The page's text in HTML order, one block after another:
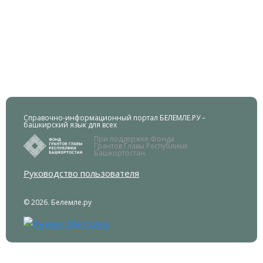
Справочно-информационный портал БЕЛЕМЛЕ.РУ –
башкирский язык для всех
При поддержке Фонда
Грантов Главы Республики
Башкортостан.
Руководство пользователя
© 2026. Белемле.ру